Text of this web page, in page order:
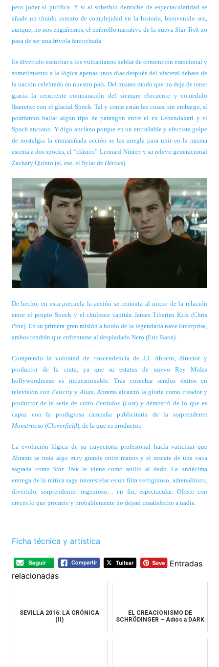
pero joder si purifica. Y si al soberbio derroche de espectacularidad se
añade un tímido intento de complejidad en la historia, bienvenido sea,
aunque, no nos engañemos, el embrollo narrativo de la nuevaStar Trekno
pasa de ser una frívola fantochada.
Es divertido escuchar a los vulcanianos hablar de contención emocional y
sometimiento a la lógica apenas unos días después del visceral debate de
la nación celebrado en nuestro país. Del mismo modo que no deja de tener
gracia la recurrente comparación del siempre elocuente y comedido
Ibarretxe con el glacial Spock. Tal y como están las cosas, sin embargo, sí
podríamos hallar algún tipo de parangón entre el ex Lehendakari y el
Spock anciano. Y digo anciano porque en un entrañable y efectista golpe
de nostalgia la enmarañada acción se las arregla para unir en la misma
escena a dos spocks, el “clásico” Leonard Nimoy y su relevo generacional
Zachary Quinto (sí, ese, el Sylar de Héroes).
De hecho, en esta precuela la acción se remonta al inicio de la relación
entre el propio Spock y el chulesco capitán James Tiberius Kirk (Chris
Pine). En su primera gran misión a bordo de la legendaria nave Enterprise,
ambos tendrán que enfrentarse al despiadado Nero (Eric Bana).
Comprendo la voluntad de trascendencia de J.J. Abrams, director y
productor de la cinta, ya que su estatus de nuevo Rey Midas
hollywoodiense es incuestionable. Tras cosechar sendos éxitos en
televisión con Felicity yAlias,Abrams alcanzó la gloria como creador y
productor de la serie de cultoPerdidos (Lost) y demostró de lo que es
capaz con la prodigiosa campaña publicitaria de la sorprendente
Monstruoso (Cloverfield), de la que es productor.
La evolución lógica de su trayectoria profesional hacía vaticinar que
Abrams se traía algo muy grande entre manos y el rescate de una vaca
sagrada comoStar Trek le viene como anillo al dedo. La undécima
entrega de la mítica saga interestelar es un film vertiginoso, adrenalínico,
divertido, sorprendente, ingenioso… en fin, espectacular. Ofrece con
creces lo que promete y probablemente no dejará insatisfecho a nadie.
Ficha técnica y artística
Entradas
relacionadas
SEVILLA 2016: LA CRÓNICA
(II)
EL CREACIONISMO DE
SCHRÖDINGER – Adiós a DARK